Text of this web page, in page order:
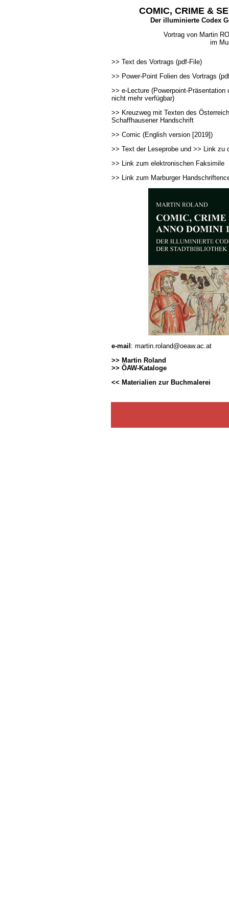
COMIC, CRIME &
Der illuminierte Codex
Vortrag von Martin
im
>> Text des Vortrags (pdf-File)
>> Power-Point Folien des Vortrags
>> e-Lecture (Powerpoint-Präsentation
nicht mehr verfügbar)
>> Kreuzweg mit Texten des
Schaffhausener Handschrift
>> Comic (English version [2019])
>> Text der Leseprobe und >> Link zu
>> Link zum elektronischen Faksimile
>> Link zum Marburger
e-mail : martin.roland@oeaw.ac.at
>> Martin Roland
>> ÖAW-Kataloge
<< Materialien zur Buchmalerei